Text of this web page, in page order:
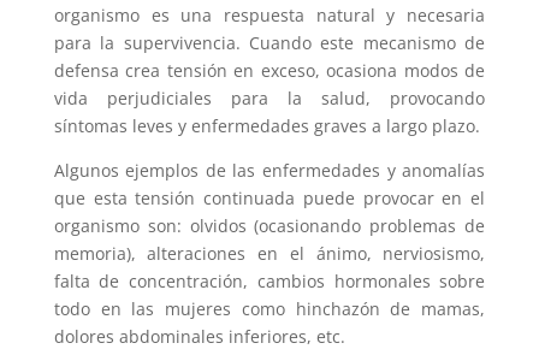
organismo es una respuesta natural y necesaria
para la supervivencia. Cuando este mecanismo de
defensa crea tensión en exceso, ocasiona modos de
vida perjudiciales para la salud, provocando
síntomas leves y enfermedades graves a largo plazo.
Algunos ejemplos de las enfermedades y anomalías
que esta tensión continuada puede provocar en el
organismo son: olvidos (ocasionando problemas de
memoria), alteraciones en el ánimo, nerviosismo,
falta de concentración, cambios hormonales sobre
todo en las mujeres como hinchazón de mamas,
dolores abdominales inferiores, etc.